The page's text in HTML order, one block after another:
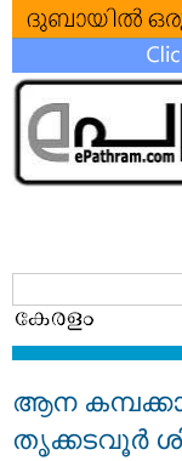
ആന
തൃക്കടവൂര്‍